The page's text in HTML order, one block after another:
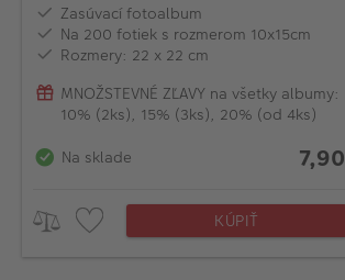
Zasúvací fotoalbum
Na 200 fotiek s rozmerom 10x15cm
Rozmery: 22 x 22 cm
MNOŽSTEVNÉ ZĽAVY na všetky albumy:
10% (2ks), 15% (3ks), 20% (od 4ks)
Na sklade
7,90
KÚPIŤ